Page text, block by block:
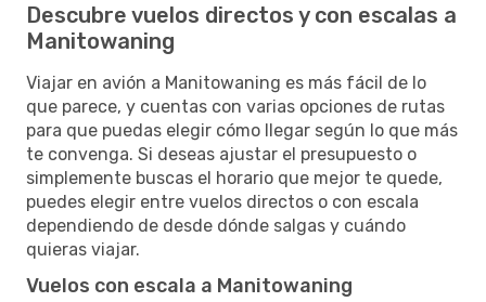
Descubre vuelos directos y con escalas a
Manitowaning
Viajar en avión a Manitowaning es más fácil de lo
que parece, y cuentas con varias opciones de rutas
para que puedas elegir cómo llegar según lo que más
te convenga. Si deseas ajustar el presupuesto o
simplemente buscas el horario que mejor te quede,
puedes elegir entre vuelos directos o con escala
dependiendo de desde dónde salgas y cuándo
quieras viajar.
Vuelos con escala a Manitowaning